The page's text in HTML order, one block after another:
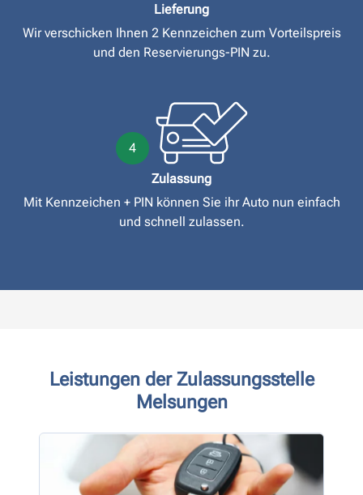
Lieferung
Wir verschicken Ihnen 2 Kennzeichen zum Vorteilspreis
und den Reservierungs-PIN zu.
4
Zulassung
Mit Kennzeichen + PIN können Sie ihr Auto nun einfach
und schnell zulassen.
Leistungen der Zulassungsstelle
Melsungen